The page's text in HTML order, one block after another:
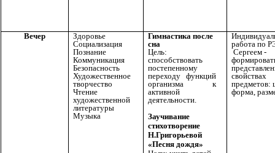
Вечер
Здоровье
Социализация
Познание
Коммуникация
Безопасность
Художественное
творчество
Чтение
художественной
литературы
Музыка
Гимнастика после
сна
Цель:
способствовать
постепенному
переходу функций
организма к
активной
деятельности.
Заучивание
стихотворение
Н.Григорьевой
«Песня дождя»
работа по
Сергеем -
свойствах
предметов:
форма,